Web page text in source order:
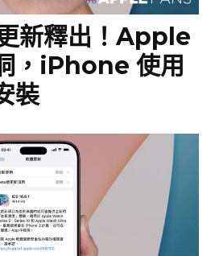
新釋出！Apple
，iPhone 使用
裝